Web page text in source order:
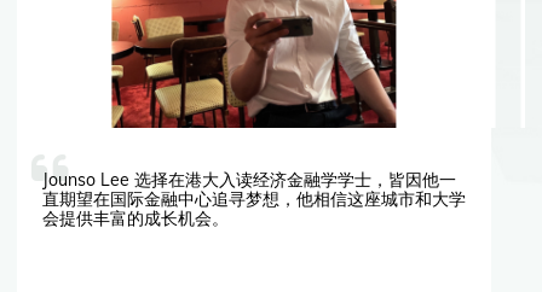
Jounso Lee 选择在港大入读经济金融学学士，皆因他一
直期望在国际金融中心追寻梦想，他相信这座城市和大学
会提供丰富的成长机会。